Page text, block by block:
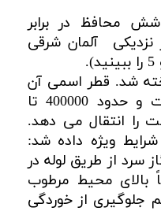
جولای 2015، پوشش محافظ در برابر
نزدیکی آلمان شرقی
در سال 1994 ساخته شد. قطر اسمی آن
900 میلی متر (36 اینچ) است و حدود 400000 تا
را انتقال می دهد.
بار است. شرایط ویژه داده شد:
سرد از طریق لوله در
بالای محیط مرطوب
جلوگیری از خوردگی